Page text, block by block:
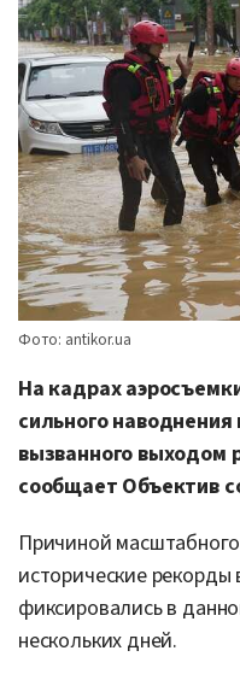
Фото: antikor.ua
На кадрах
сильного
вызванного выходом
сообщает Объектив
Причиной
исторические
фиксировались в
нескольких дней.